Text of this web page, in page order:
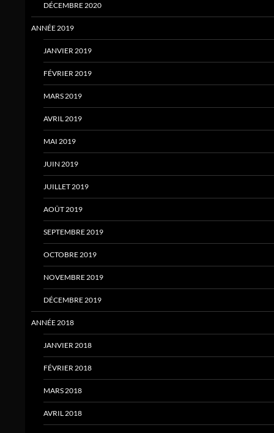
DÉCEMBRE 2020
ANNÉE 2019
JANVIER 2019
FÉVRIER 2019
MARS 2019
AVRIL 2019
MAI 2019
JUIN 2019
JUILLET 2019
AOÛT 2019
SEPTEMBRE 2019
OCTOBRE 2019
NOVEMBRE 2019
DÉCEMBRE 2019
ANNÉE 2018
JANVIER 2018
FÉVRIER 2018
MARS 2018
AVRIL 2018